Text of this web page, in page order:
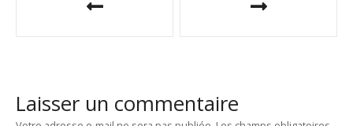
g
Laisser un commentaire